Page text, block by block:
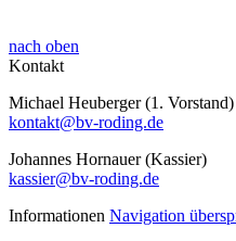
nach oben
Kontakt
Michael Heuberger (1. Vorstand)
kontakt@bv-roding.de
Johannes Hornauer (Kassier)
kassier@bv-roding.de
Informationen Navigation